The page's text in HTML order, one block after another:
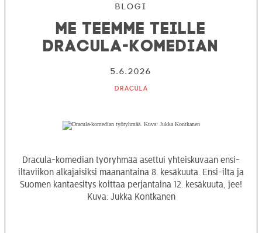
Blogi
Me teemme teille
Dracula-komedian
5.6.2026
Dracula
Dracula-komedian työryhmää asettui yhteiskuvaan ensi-
iltaviikon alkajaisiksi maanantaina 8. kesäkuuta. Ensi-ilta ja
Suomen kantaesitys koittaa perjantaina 12. kesäkuuta, jee!
Kuva: Jukka Kontkanen